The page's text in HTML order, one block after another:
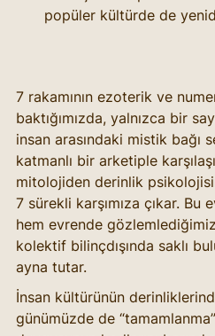
popüler kültürde de
7 rakamının ezoterik ve
baktığımızda, yalnızca bir
insan arasındaki mistik bağı
katmanlı bir arketiple
mitolojiden derinlik
7 sürekli karşımıza çıkar. Bu
hem evrende
kolektif bilinçdışında saklı
ayna tutar.
İnsan kültürünün
günümüzde de